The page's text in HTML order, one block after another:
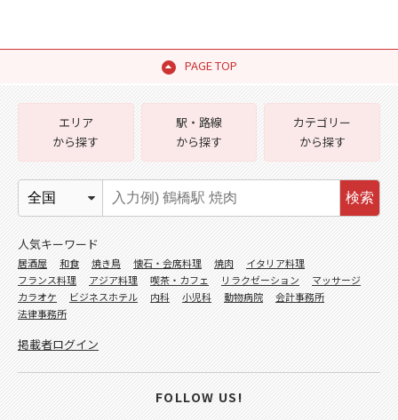
PAGE TOP
エリア
から探す
駅・路線
から探す
カテゴリー
から探す
検索
人気キーワード
居酒屋 和食 焼き鳥 懐石・会席料理 焼肉
イタリア料理
フランス料理
アジア料理 喫茶・カフェ リラクゼーション
マッサージ
カラオケ
ビジネスホテル 内科 小児科 動物病院
会計事務所
法律事務所
掲載者ログイン
FOLLOW US!